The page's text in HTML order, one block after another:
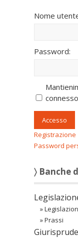
Nome
Password:
connesso
Accesso
Registrazione
Password
〉 Banche
»
»Prassi